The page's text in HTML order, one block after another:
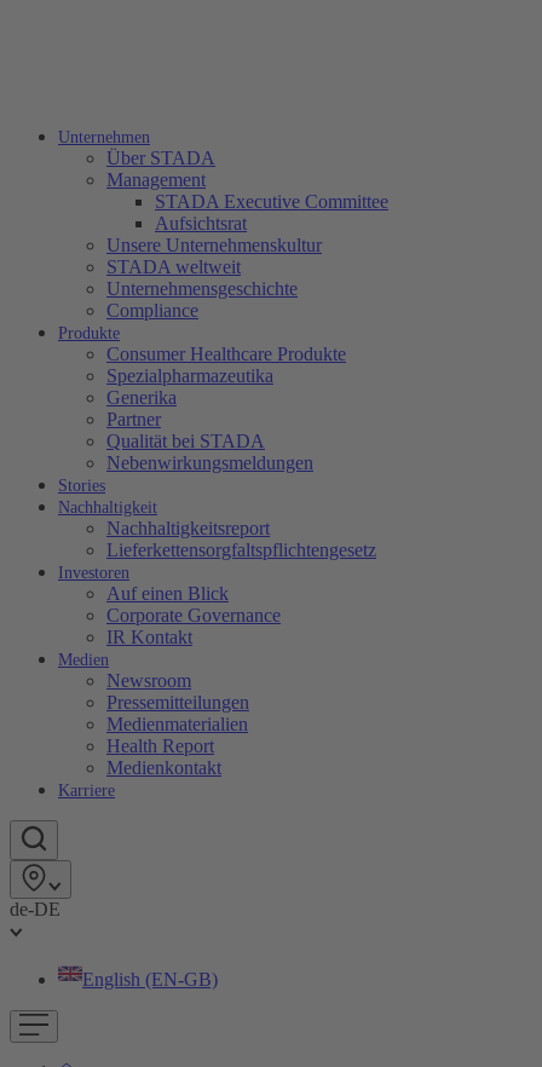
Unternehmen
Über STADA
Management
STADA Executive Committee
Aufsichtsrat
Unsere Unternehmenskultur
STADA weltweit
Unternehmensgeschichte
Compliance
Produkte
Consumer Healthcare Produkte
Spezialpharmazeutika
Generika
Partner
Qualität bei STADA
Nebenwirkungsmeldungen
Stories
Nachhaltigkeit
Nachhaltigkeitsreport
Lieferkettensorgfaltspflichtengesetz
Investoren
Auf einen Blick
Corporate Governance
IR Kontakt
Medien
Newsroom
Pressemitteilungen
Medienmaterialien
Health Report
Medienkontakt
Karriere
de-DE
English (EN-GB)